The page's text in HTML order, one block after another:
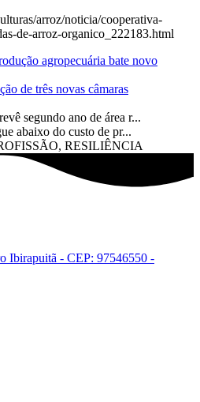
arroz/noticia/cooperativa-
de-arroz-organico_222183.html
agropecuária bate novo
de três novas câmaras
segundo ano de área r...
abaixo do custo de pr...
RESILIÊNCIA
Ibirapuitã - CEP: 97546550 -